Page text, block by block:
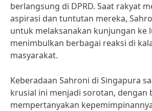
berlangsung di DPRD. Saat rakyat
aspirasi dan tuntutan mereka,
untuk melaksanakan kunjungan ke
menimbulkan berbagai reaksi di
masyarakat.
Keberadaan Sahroni di Singapura
krusial ini menjadi sorotan, dengan
mempertanyakan